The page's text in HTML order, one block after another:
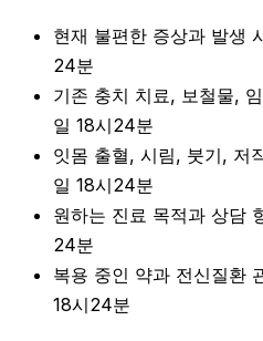
현재 불편한 증상과 발생
24분
기존 충치 치료, 보철물,
일 18시24분
잇몸 출혈, 시림, 붓기, 저
일 18시24분
원하는 진료 목적과 상담
24분
복용 중인 약과 전신질환
18시24분